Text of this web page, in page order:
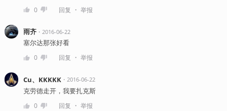
0 回复 ・ 举报
雨齐・ 2016-06-22
塞尔达那张好看
0 回复 ・ 举报
Cu、KKKKK・ 2016-06-22
克劳德走开，我要扎克斯
0 回复 ・ 举报